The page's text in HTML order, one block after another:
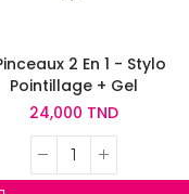
2 En 1 - Stylo
Pointillage + Gel
24,000 TND